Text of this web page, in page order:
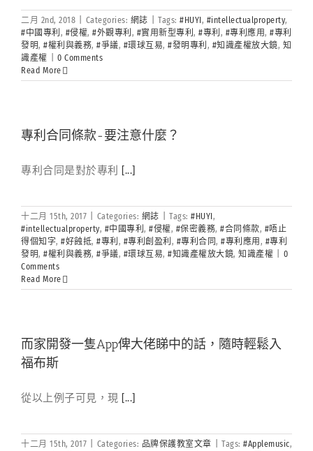
二月 2nd, 2018 Categories: 網誌 Tags: #HUYI , #intellectualproperty,
#中國專利 , #侵權, #外觀專利 , #實用新型專利 , #專利 , #專利應用, #專利
發明, #權利與義務, #爭議, #環球互易, #發明專利 , #知識產權放大鏡, 知
識產權
0 Comments
Read More
專利合同條款-要注意什麼？
專利合同是對於專利 [...]
十二月 15th, 2017 Categories: 網誌 Tags: #HUYI ,
#intellectualproperty, #中國專利 , #侵權, #保密義務, #合同條款, #唔止
得個知字, #好蝕抵, #專利 , #專利創盈利 , #專利合同 , #專利應用 , #專利
發明, #權利與義務, #爭議, #環球互易, #知識產權放大鏡, 知識產權
0
Comments
Read More
而家開發一隻App俾大佬睇中的話，隨時輕鬆入
福布斯
從以上例子可見，現 [...]
十二月 15th, 2017 Categories: 品牌保護教室文章 Tags: #Applemusic,